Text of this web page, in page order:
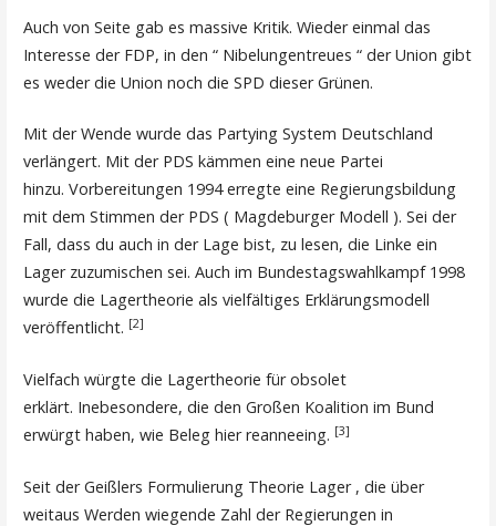
Auch von Seite gab es massive Kritik. Wieder einmal das
Interesse der FDP, in den “ Nibelungentreues “ der Union gibt
es weder die Union noch die SPD dieser Grünen.
Mit der Wende wurde das Partying System Deutschland
verlängert. Mit der PDS kämmen eine neue Partei
hinzu. Vorbereitungen 1994 erregte eine Regierungsbildung
mit dem Stimmen der PDS ( Magdeburger Modell ). Sei der
Fall, dass du auch in der Lage bist, zu lesen, die Linke ein
Lager zuzumischen sei. Auch im Bundestagswahlkampf 1998
wurde die Lagertheorie als vielfältiges Erklärungsmodell
veröffentlicht. [2]
Vielfach würgte die Lagertheorie für obsolet
erklärt. Inebesondere, die den Großen Koalition im Bund
erwürgt haben, wie Beleg hier reanneeing. [3]
Seit der Geißlers Formulierung Theorie Lager , die über
weitaus Werden wiegende Zahl der Regierungen in